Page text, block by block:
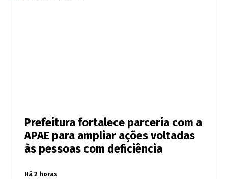
Prefeitura fortalece parceria com a
APAE para ampliar ações voltadas
às pessoas com deficiência
Há 2 horas